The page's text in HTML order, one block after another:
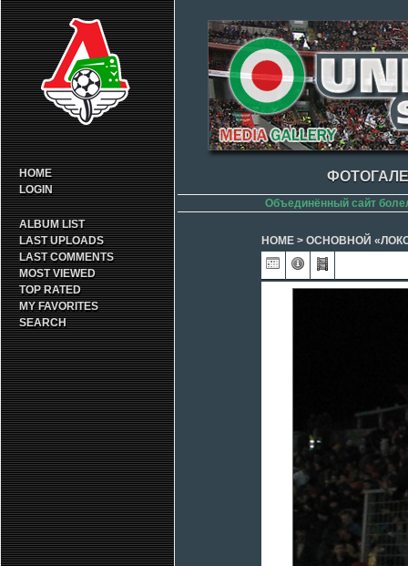
HOME
LOGIN
ALBUM LIST
LAST UPLOADS
LAST COMMENTS
MOST VIEWED
TOP RATED
MY FAVORITES
SEARCH
Объединённый сайт
HOME> ОСНОВНОЙ